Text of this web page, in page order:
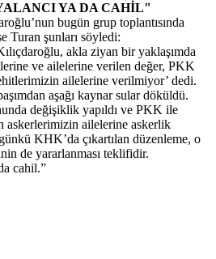
YA DA CAHİL"
bugün grup toplantısında
Turan şunları söyledi:
akla ziyan bir yaklaşımda
ve ailelerine verilen değer, PKK
ailelerine verilmiyor’ dedi.
aşağı kaynar sular döküldü.
değişiklik yapıldı ve PKK ile
askerlerimizin ailelerine askerlik
KHK’da çıkartılan düzenleme, o
de yararlanması teklifidir.
cahil.”